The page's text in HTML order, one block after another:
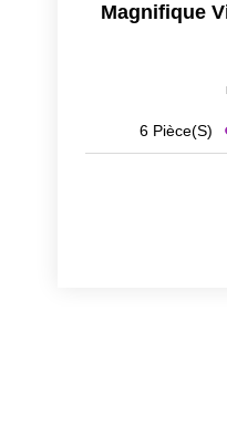
Magnifique
6 Pièce(s)